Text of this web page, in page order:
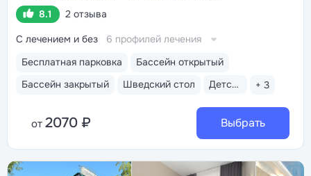
8.1
2 отзыва
Бесплатная парковка
Бассейн открытый
Бассейн закрытый
Шведский стол Детская комната + 3
С лечением и без 6 профилей лечения
от 2070 ₽ Выбрать